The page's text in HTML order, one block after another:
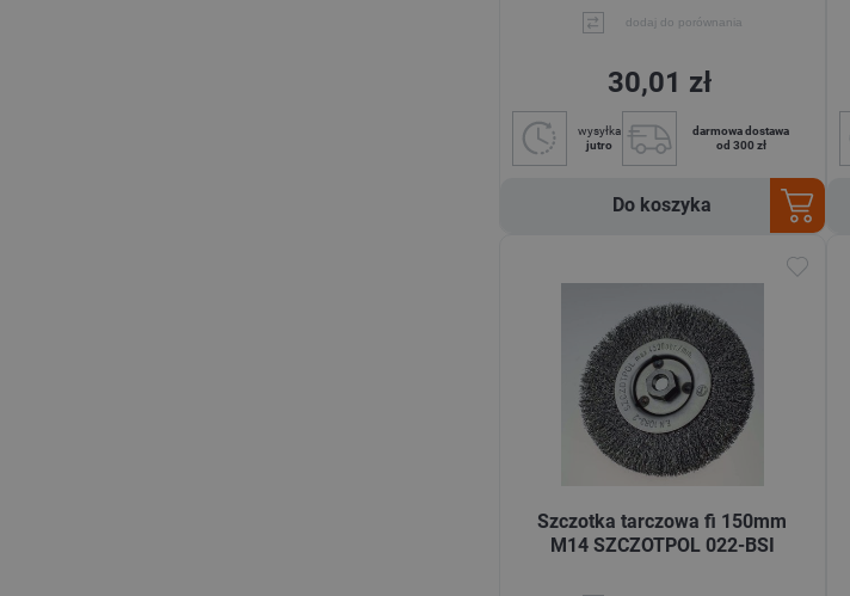
dodaj do porównania
30,01 zł
wysyłka
jutro
darmowa dostawa
od 300 zł
Do koszyka
Szczotka tarczowa fi 150mm
M14 SZCZOTPOL 022-BSI